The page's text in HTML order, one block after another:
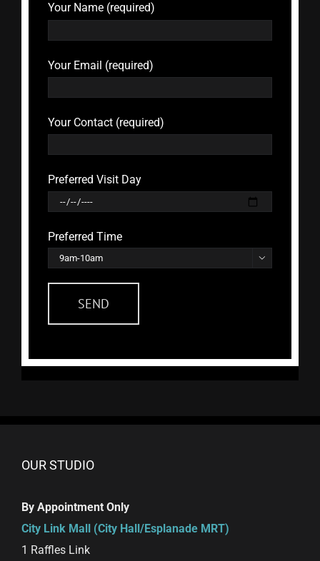
Your Name (required)
Your Email (required)
Your Contact (required)
Preferred Visit Day
Preferred Time

OUR STUDIO
By Appointment Only
City Link Mall (City Hall/Esplanade MRT)
1 Raffles Link